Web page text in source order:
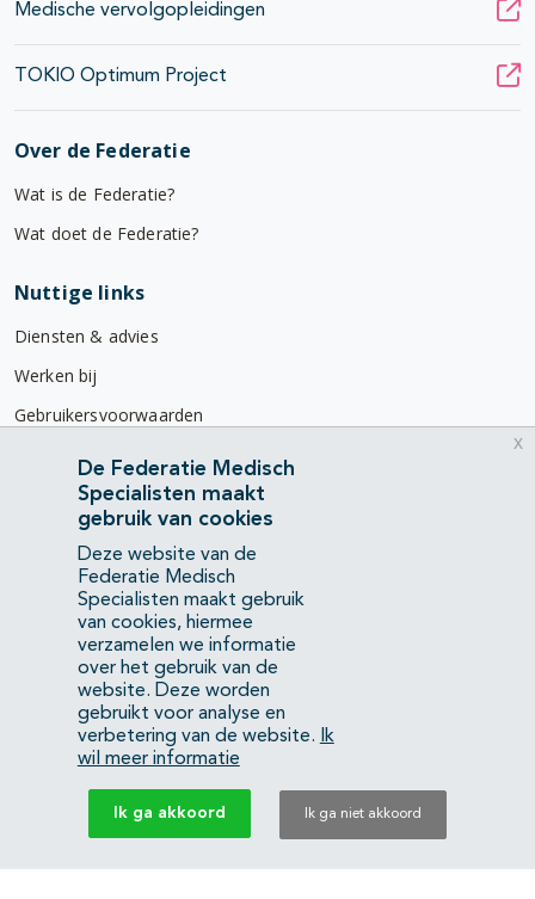
Medische vervolgopleidingen
TOKIO Optimum Project
Over de Federatie
Wat is de Federatie?
Wat doet de Federatie?
Nuttige links
Diensten & advies
Werken bij
Gebruikersvoorwaarden
Privacyverklaring
Contact
Mercatorlaan 1200
3528 BL Utrecht
(088) 505 34 34
info@richtlijnendatabase.nl
YouTubeLinkedIn
KvK Federatie Medisch Specialisten:40483480
Privacyverklaring
De Federatie Medisch
Specialisten maakt
gebruik van cookies
Deze website van de
Federatie Medisch
Specialisten maakt gebruik
van cookies, hiermee
verzamelen we informatie
over het gebruik van de
website. Deze worden
gebruikt voor analyse en
verbetering van de website.
Ik
wil meer informatie
Ik ga akkoord Ik ga niet akkoord
x